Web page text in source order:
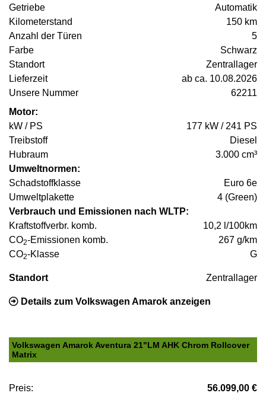
Getriebe
Automatik
Kilometerstand
150 km
Anzahl der Türen
5
Farbe
Schwarz
Standort
Zentrallager
Lieferzeit
ab ca. 10.08.2026
Unsere Nummer
62211
Motor:
kW / PS
177 kW / 241 PS
Treibstoff
Diesel
Hubraum
3.000 cm³
Umweltnormen:
Schadstoffklasse
Euro 6e
Umweltplakette
4 (Green)
Verbrauch und Emissionen nach WLTP:
Kraftstoffverbr. komb.
10,2 l/100km
CO2-Emissionen komb.
267 g/km
CO2-Klasse G
Standort Zentrallager
Details zum Volkswagen Amarok anzeigen
Volkswagen Amarok Aventura 21"LM AHK Chrom Rollcover
Matrix
Preis:
56.099,00 €